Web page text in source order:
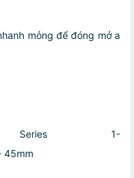
mỏng để đóng mở a
Series 1-
45mm